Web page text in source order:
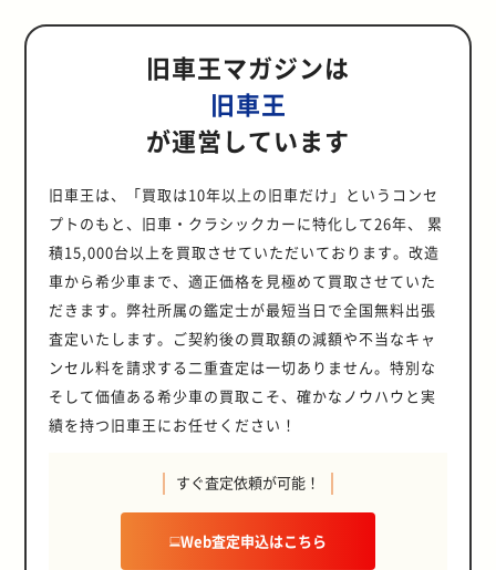
旧車王マガジンは
旧車王
が運営しています
旧車王は、「買取は10年以上の旧車だけ」というコンセ
プトのもと、旧車・クラシックカーに特化して26年、 累
積15,000台以上を買取させていただいております。改造
車から希少車まで、適正価格を見極めて買取させていた
だきます。弊社所属の鑑定士が最短当日で全国無料出張
査定いたします。ご契約後の買取額の減額や不当なキャ
ンセル料を請求する二重査定は一切ありません。特別な
そして価値ある希少車の買取こそ、確かなノウハウと実
績を持つ旧車王にお任せください！
すぐ査定依頼が可能！
Web査定申込はこちら